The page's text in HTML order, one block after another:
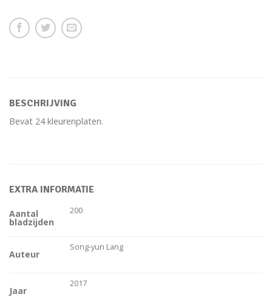
BESCHRIJVING
Bevat 24 kleurenplaten.
EXTRA INFORMATIE
Aantal
bladzijden
200
Auteur
Song-yun Lang
Jaar
2017